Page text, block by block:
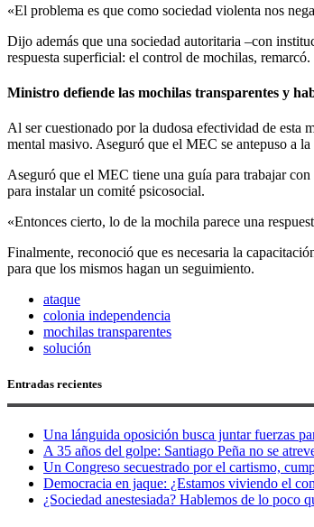
«El problema es que como sociedad violenta nos
Dijo además que una sociedad autoritaria –con
respuesta superficial: el control de mochilas, remarcó.
Ministro defiende las mochilas transparentes y
Al ser cuestionado por la dudosa efectividad de esta
mental masivo. Aseguró que el MEC se antepuso a
Aseguró que el MEC tiene una guía para trabajar
para instalar un comité psicosocial.
«Entonces cierto, lo de la mochila parece una
Finalmente, reconoció que es necesaria la
para que los mismos hagan un seguimiento.
ataque
colonia independencia
mochilas transparentes
solución
Entradas recientes
Una lánguida oposición busca juntar fuerzas
A 35 años del golpe: Santiago Peña no se
Un Congreso secuestrado por el cartismo,
Democracia en jaque: ¿Estamos viviendo el
¿Sociedad anestesiada? Hablemos de lo poco